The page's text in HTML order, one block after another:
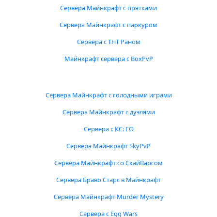
Сервера Майнкрафт с прятками
Сервера Майнкрафт с паркуром
Сервера с ТНТ Раном
Майнкрафт сервера с BoxPvP
Сервера Майнкрафт с голодными играми
Сервера Майнкрафт с дуэлями
Сервера с КС: ГО
Сервера Майнкрафт SkyPvP
Сервера Майнкрафт со СкайВарсом
Сервера Браво Старс в Майнкрафт
Сервера Майнкрафт Murder Mystery
Сервера с Egg Wars